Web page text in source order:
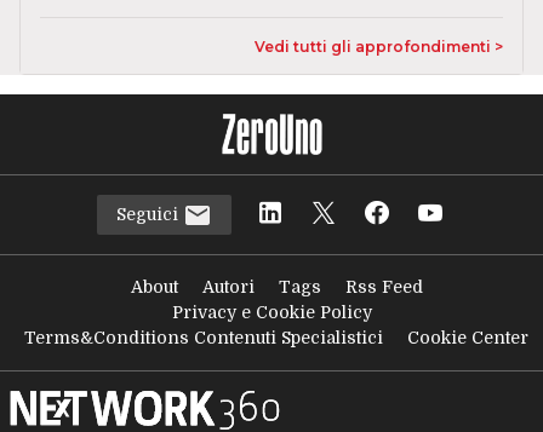
Vedi tutti gli approfondimenti >
Seguici
About Autori Tags
Rss Feed
Privacy e Cookie Policy
Terms&Conditions Contenuti Specialistici
Cookie Center